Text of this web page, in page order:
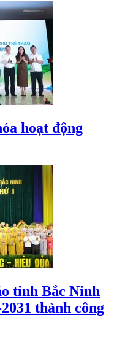
hoạt động
tỉnh Bắc Ninh
thành công